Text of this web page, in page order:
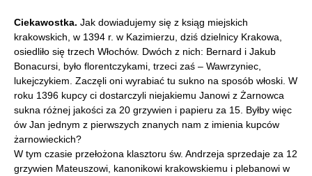
Ciekawostka. Jak dowiadujemy się z ksiąg miejskich
krakowskich, w 1394 r. w Kazimierzu, dziś dzielnicy Krakowa,
osiedliło się trzech Włochów. Dwóch z nich: Bernard i Jakub
Bonacursi, było florentczykami, trzeci zaś – Wawrzyniec,
lukejczykiem. Zaczęli oni wyrabiać tu sukno na sposób włoski. W
roku 1396 kupcy ci dostarczyli niejakiemu Janowi z Żarnowca
sukna różnej jakości za 20 grzywien i papieru za 15. Byłby więc
ów Jan jednym z pierwszych znanych nam z imienia kupców
żarnowieckich?
W tym czasie przełożona klasztoru św. Andrzeja sprzedaje za 12
grzywien Mateuszowi, kanonikowi krakowskiemu i plebanowi w